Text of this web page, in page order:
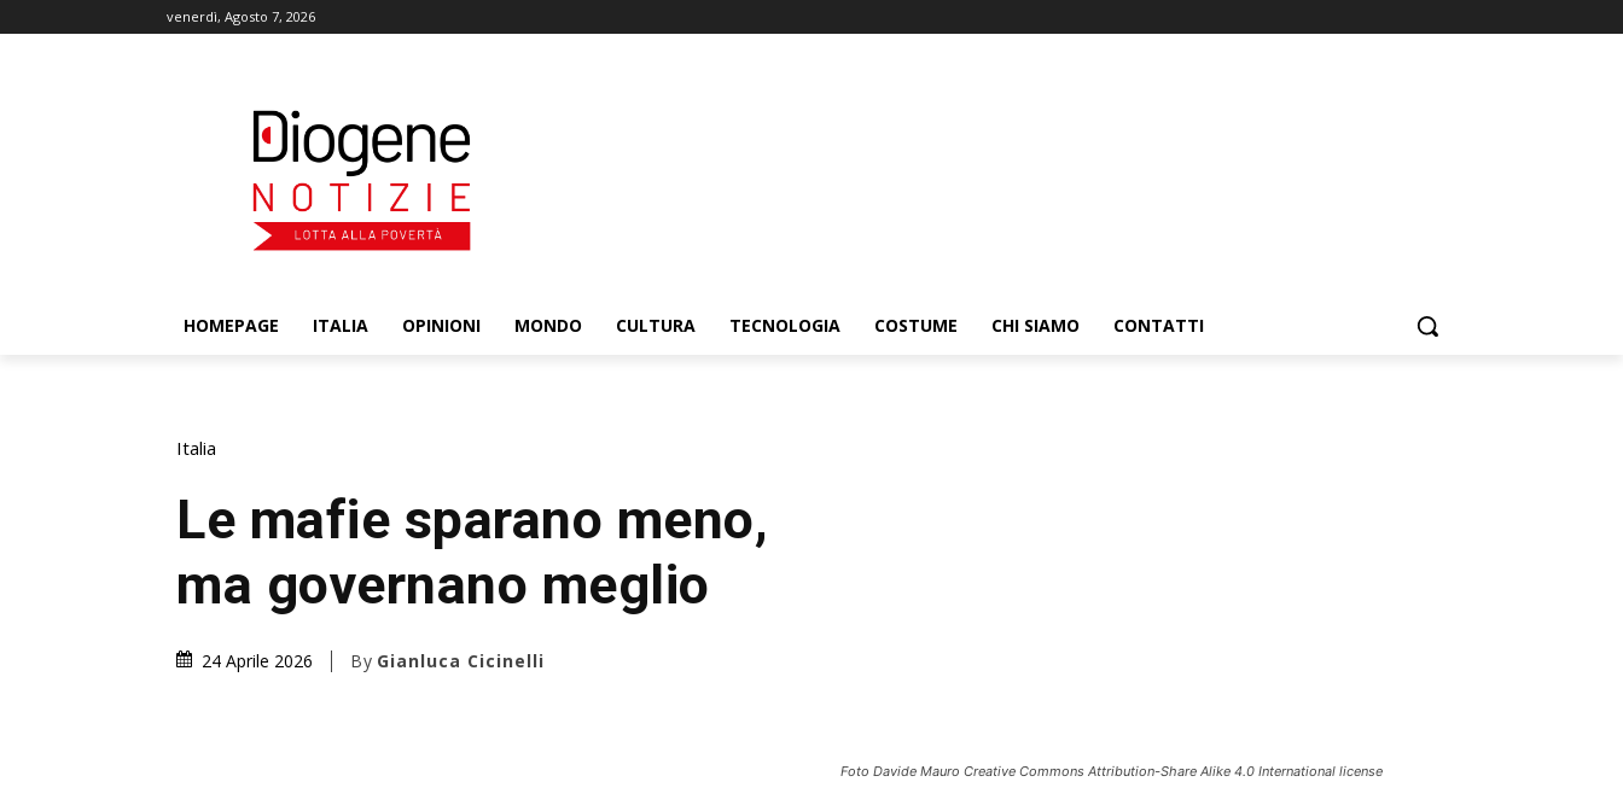
venerdì, Agosto 7, 2026
HOMEPAGE ITALIA OPINIONI MONDO CULTURA TECNOLOGIA COSTUME CHI SIAMO CONTATTI
Italia
Le mafie sparano meno,
ma governano meglio
24 Aprile 2026 By Gianluca Cicinelli
Foto Davide Mauro Creative Commons Attribution-Share Alike 4.0 International license